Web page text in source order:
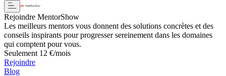
Rejoindre MentorShow
Les meilleurs mentors vous donnent des solutions concrètes et des
conseils inspirants pour progresser sereinement dans les domaines
qui comptent pour vous.
Seulement 12 €/mois
Rejoindre
Blog